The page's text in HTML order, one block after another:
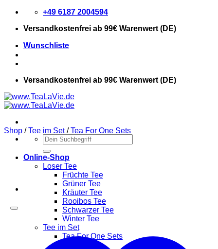
Zum
springen
+49 6187 2004594
Versandkostenfrei ab 99€ Warenwert (DE)
Wunschliste
Versandkostenfrei ab 99€ Warenwert (DE)
Suchen
nach:
Online-Shop
Loser Tee
Früchte Tee
Grüner Tee
Kräuter Tee
Rooibos Tee
Schwarzer Tee
Winter Tee
Tee im Set
Tea For One Sets
Shop / Tee im Set / Tea For One Sets